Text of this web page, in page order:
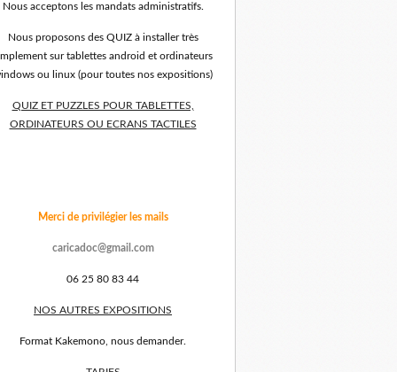
Nous acceptons les mandats administratifs.
Nous proposons des QUIZ à installer très
sur tablettes android et ordinateurs
ou linux (pour toutes nos expositions)
QUIZ ET PUZZLES POUR TABLETTES,
ORDINATEURS OU ECRANS TACTILES
Merci de privilégier les mails
caricadoc@gmail.com
06 25 80 83 44
NOS AUTRES EXPOSITIONS
Format Kakemono, nous demander.